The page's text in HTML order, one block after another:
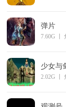
弹片
7.60G
少女与
2.02G